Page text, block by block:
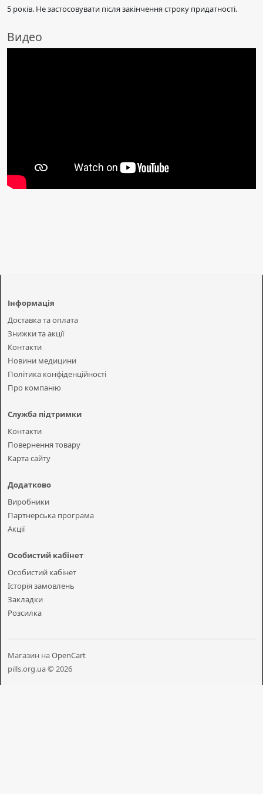
5 років. Не застосовувати після закінчення строку придатності.
Видео
Інформація
Доставка та оплата
Знижки та акції
Контакти
Новини медицини
Політика конфіденційності
Про компанію
Служба підтримки
Контакти
Повернення товару
Карта сайту
Додатково
Виробники
Партнерська програма
Акції
Особистий кабінет
Особистий кабінет
Історія замовлень
Закладки
Розсилка
Магазин наOpenCart
pills.org.ua © 2026